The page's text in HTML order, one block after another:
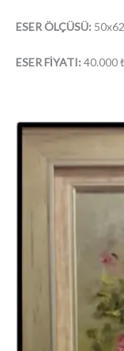
ESER ÖLÇÜSÜ:
ESER FİYATI: 40.000